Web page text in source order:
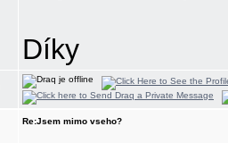
Díky
Re:Jsem mimo vseho?